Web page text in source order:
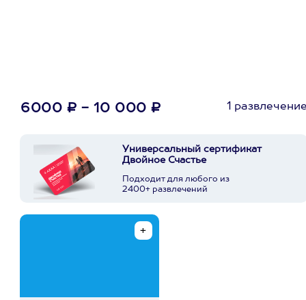
6000 ₽ - 10 000 ₽ 1
Универсальный сертификат
Двойное Счастье
Подходит для любого из
2400+ развлечений